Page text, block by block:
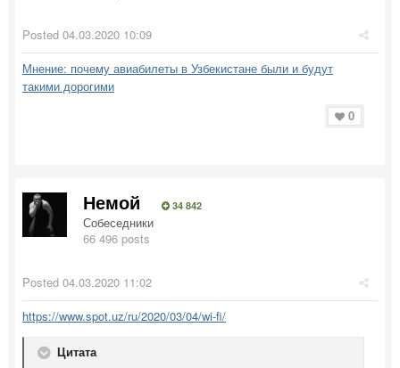
Posted 04.03.2020 10:09
Мнение: почему авиабилеты в Узбекистане были и будут
такими дорогими
0
Немой 34 842
Собеседники
66 496 posts
Posted 04.03.2020 11:02
https://www.spot.uz/ru/2020/03/04/wi-fi/
Цитата